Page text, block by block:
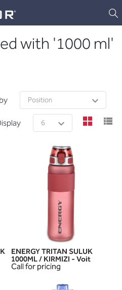
with '1000 ml'
ENERGY TRITAN SULUK
1000ML / KIRMIZI - Voit
Call for pricing